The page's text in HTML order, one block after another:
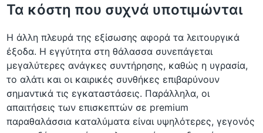
Τα κόστη που συχνά υποτιμώνται
Η άλλη πλευρά της εξίσωσης αφορά τα λειτουργικά
έξοδα. Η εγγύτητα στη θάλασσα συνεπάγεται
μεγαλύτερες ανάγκες συντήρησης, καθώς η υγρασία,
το αλάτι και οι καιρικές συνθήκες επιβαρύνουν
σημαντικά τις εγκαταστάσεις. Παράλληλα, οι
απαιτήσεις των επισκεπτών σε premium
παραθαλάσσια καταλύματα είναι υψηλότερες, γεγονός